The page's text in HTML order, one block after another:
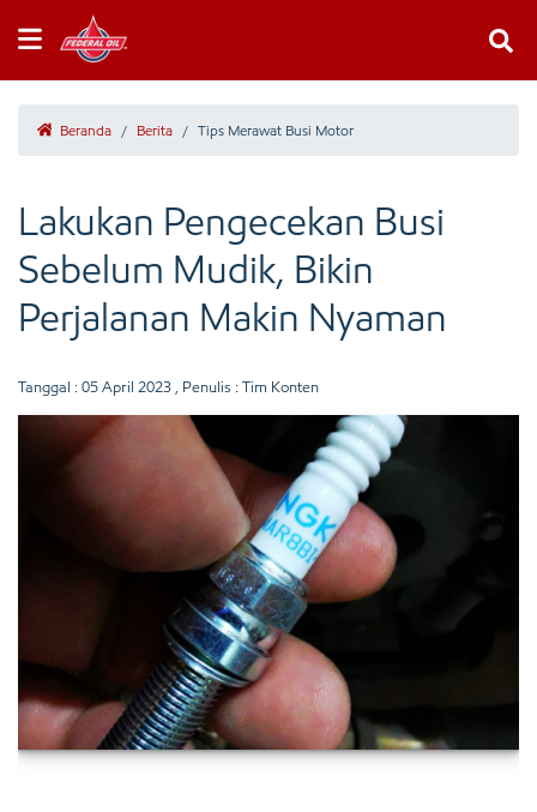
Beranda / Berita / Tips Merawat Busi Motor
Lakukan Pengecekan Busi
Sebelum Mudik, Bikin
Perjalanan Makin Nyaman
Tanggal : 05 April 2023 , Penulis : Tim Konten